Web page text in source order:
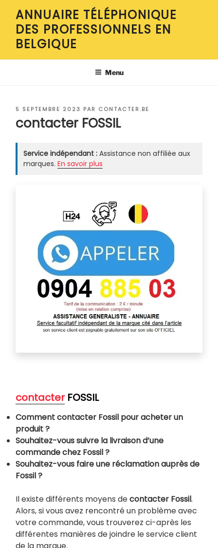
contenu
principal
ANNUAIRE TÉLÉPHONIQUE
DES PROFESSIONNELS EN
BELGIQUE
Menu
PUBLIÉ
5 SEPTEMBRE 2023 PAR CONTACTER.BE
contacter FOSSIL
Service indépendant : Assistance non affiliée aux
marques. En savoir plus
contacterFOSSIL
Comment contacter Fossil pour acheter un
produit ?
Souhaitez-vous suivre la livraison d’une
commande chez Fossil ?
Souhaitez-vous faire une réclamation auprès de
Fossil ?
Il existe différents moyens decontacter Fossil.
Alors, si vous avez rencontré un problème avec
votre commande, vous trouverez ci-après les
différentes manières de joindre le service client
de la marque.